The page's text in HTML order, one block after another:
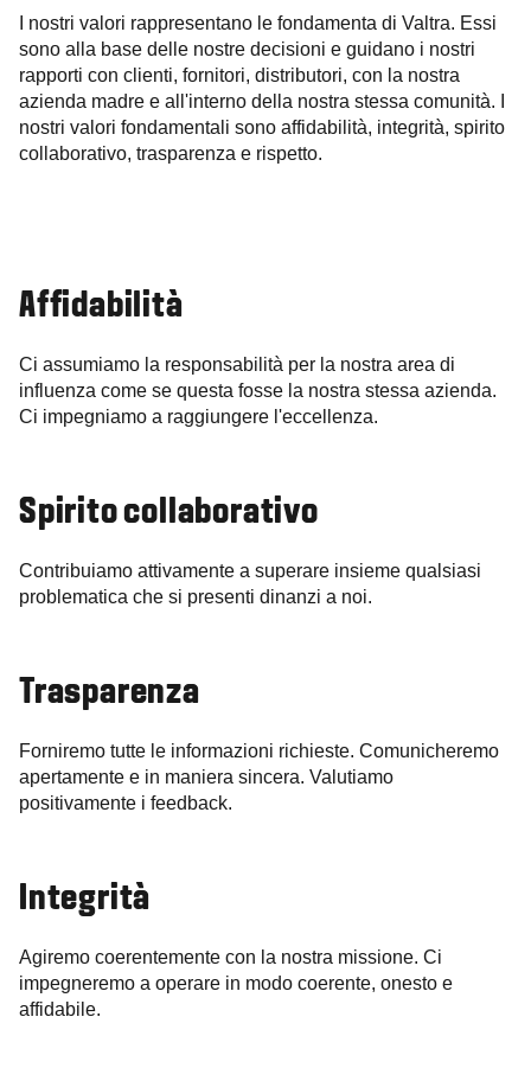
I nostri valori rappresentano le fondamenta di Valtra. Essi
sono alla base delle nostre decisioni e guidano i nostri
rapporti con clienti, fornitori, distributori, con la nostra
azienda madre e all'interno della nostra stessa comunità. I
nostri valori fondamentali sono affidabilità, integrità, spirito
collaborativo, trasparenza e rispetto.
Affidabilità
Ci assumiamo la responsabilità per la nostra area di
influenza come se questa fosse la nostra stessa azienda.
Ci impegniamo a raggiungere l'eccellenza.
Spirito collaborativo
Contribuiamo attivamente a superare insieme qualsiasi
problematica che si presenti dinanzi a noi.
Trasparenza
Forniremo tutte le informazioni richieste. Comunicheremo
apertamente e in maniera sincera. Valutiamo
positivamente i feedback.
Integrità
Agiremo coerentemente con la nostra missione. Ci
impegneremo a operare in modo coerente, onesto e
affidabile.